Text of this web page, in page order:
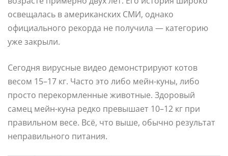
освещалась в американских СМИ, однако
официального рекорда не получила — категорию
уже закрыли.
Сегодня вирусные видео демонстрируют котов
весом 15–17 кг. Часто это либо мейн-куны, либо
просто перекормленные животные. Здоровый
самец мейн-куна редко превышает 10–12 кг при
правильном весе. Всё, что выше, обычно результат
неправильного питания.